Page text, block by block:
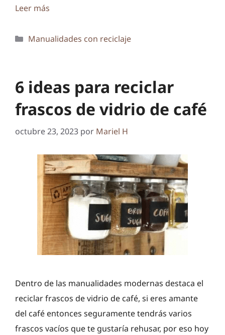
Leer más
Categorías
Manualidades con reciclaje
6 ideas para reciclar
frascos de vidrio de café
octubre 23, 2023 por Mariel H
Dentro de las manualidades modernas destaca el
reciclar frascos de vidrio de café, si eres amante
del café entonces seguramente tendrás varios
frascos vacíos que te gustaría rehusar, por eso hoy